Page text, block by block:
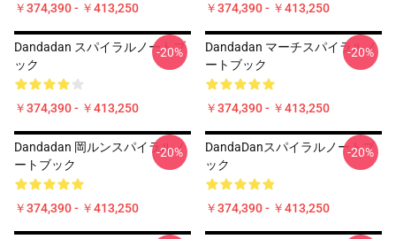
￥374,390 - ￥413,250 ￥374,390 - ￥413,250
Dandadan スパイラルノートブ
ック
￥374,390 - ￥413,250
-20%
Dandadan マーチスパイラルノ
ートブック
￥374,390 - ￥413,250
-20%
Dandadan 岡ルンスパイラルノ
ートブック
￥374,390 - ￥413,250
-20%
DandaDanスパイラルノートブ
ック
￥374,390 - ￥413,250
-20%